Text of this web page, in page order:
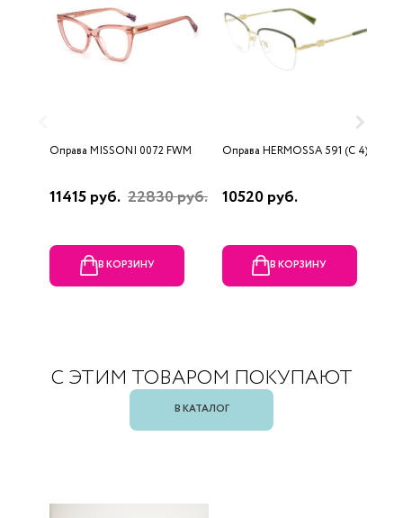
Оправа MISSONI 0072 FWM
11415 руб. 22830 руб.
В КОРЗИНУ
Оправа HERMOSSA 591 (C 4)
10520 руб.
В КОРЗИНУ
С ЭТИМ ТОВАРОМ ПОКУПАЮТ
В КАТАЛОГ